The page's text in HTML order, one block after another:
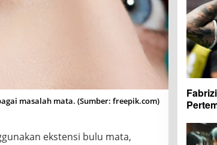
masalah mata. (Sumber: freepik.com)
ekstensi bulu mata,